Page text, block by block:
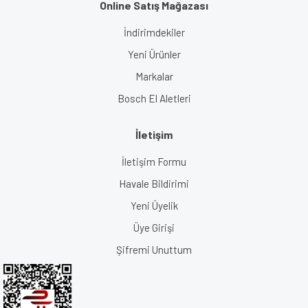
Online Satış Mağazası
İndirimdekiler
Yeni Ürünler
Markalar
Bosch El Aletleri
İletişim
İletişim Formu
Havale Bildirimi
Yeni Üyelik
Üye Girişi
Şifremi Unuttum